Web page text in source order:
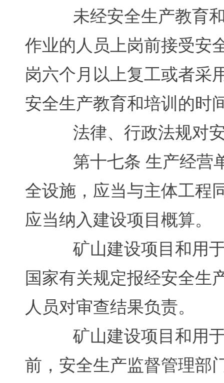
未经安全生产教育和
作业的人员上岗前接受安
岗六个月以上复工或者采
安全生产教育和培训的时
法律、行政法规对安
第十七条 生产经营单
全设施，应当与主体工程
应当纳入建设项目概算。
矿山建设项目和用于
国家有关规定报经安全生
人员对审查结果负责。
矿山建设项目和用于
前，安全生产监督管理部